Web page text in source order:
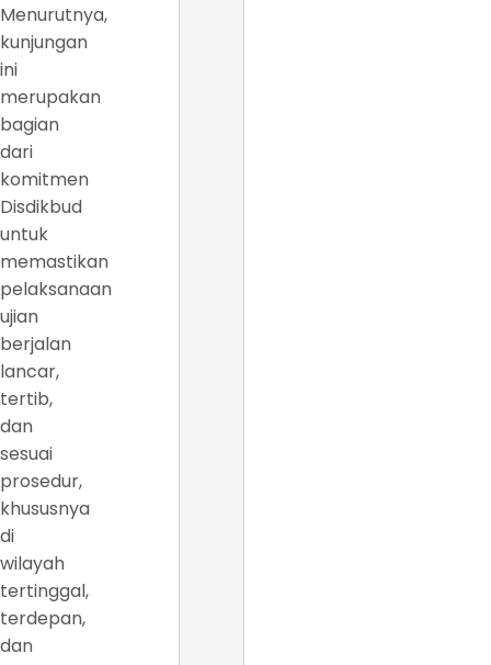
Menurutnya,
kunjungan
ini
merupakan
bagian
dari
komitmen
Disdikbud
untuk
memastikan
pelaksanaan
ujian
berjalan
lancar,
tertib,
dan
sesuai
prosedur,
khususnya
di
wilayah
tertinggal,
terdepan,
dan